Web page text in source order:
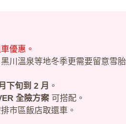
優惠。
川溫泉等地冬季更需要留意雪胎
下旬到 2 月 。
全險方案 可搭配。
市區飯店取還車。